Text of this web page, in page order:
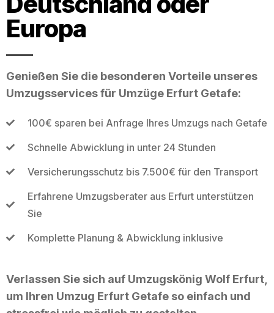
Europa
Genießen Sie die besonderen Vorteile unseres
Umzugsservices für Umzüge Erfurt Getafe:
100€ sparen bei Anfrage Ihres Umzugs nach Getafe
Schnelle Abwicklung in unter 24 Stunden
Versicherungsschutz bis 7.500€ für den Transport
Erfahrene Umzugsberater aus Erfurt unterstützen
Sie
Komplette Planung & Abwicklung inklusive
Verlassen Sie sich auf Umzugskönig Wolf Erfurt,
um Ihren Umzug Erfurt Getafe so einfach und